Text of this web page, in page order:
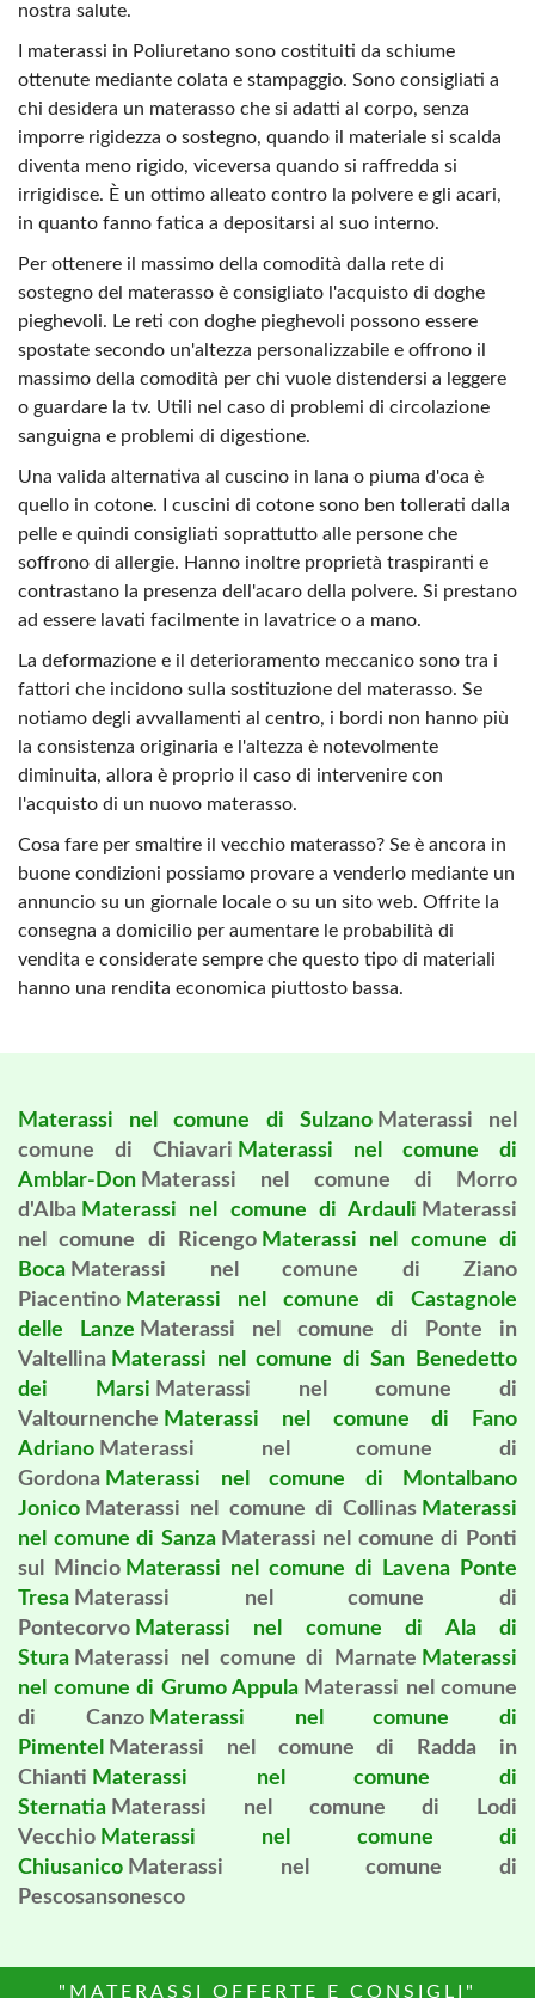
nostra salute.
I materassi in Poliuretano sono costituiti da schiume
ottenute mediante colata e stampaggio. Sono consigliati a
chi desidera un materasso che si adatti al corpo, senza
imporre rigidezza o sostegno, quando il materiale si scalda
diventa meno rigido, viceversa quando si raffredda si
irrigidisce. È un ottimo alleato contro la polvere e gli acari,
in quanto fanno fatica a depositarsi al suo interno.
Per ottenere il massimo della comodità dalla rete di
sostegno del materasso è consigliato l'acquisto di doghe
pieghevoli. Le reti con doghe pieghevoli possono essere
spostate secondo un'altezza personalizzabile e offrono il
massimo della comodità per chi vuole distendersi a leggere
o guardare la tv. Utili nel caso di problemi di circolazione
sanguigna e problemi di digestione.
Una valida alternativa al cuscino in lana o piuma d'oca è
quello in cotone. I cuscini di cotone sono ben tollerati dalla
pelle e quindi consigliati soprattutto alle persone che
soffrono di allergie. Hanno inoltre proprietà traspiranti e
contrastano la presenza dell'acaro della polvere. Si prestano
ad essere lavati facilmente in lavatrice o a mano.
La deformazione e il deterioramento meccanico sono tra i
fattori che incidono sulla sostituzione del materasso. Se
notiamo degli avvallamenti al centro, i bordi non hanno più
la consistenza originaria e l'altezza è notevolmente
diminuita, allora è proprio il caso di intervenire con
l'acquisto di un nuovo materasso.
Cosa fare per smaltire il vecchio materasso? Se è ancora in
buone condizioni possiamo provare a venderlo mediante un
annuncio su un giornale locale o su un sito web. Offrite la
consegna a domicilio per aumentare le probabilità di
vendita e considerate sempre che questo tipo di materiali
hanno una rendita economica piuttosto bassa.
Materassi nel comune di Sulzano Materassi nel
comune di Chiavari Materassi nel comune di
Amblar-Don Materassi nel comune di Morro
d'Alba Materassi nel comune di Ardauli Materassi
nel comune di Ricengo Materassi nel comune di
Boca Materassi nel comune di Ziano
Piacentino Materassi nel comune di Castagnole
delle Lanze Materassi nel comune di Ponte in
Valtellina Materassi nel comune di San Benedetto
dei Marsi Materassi nel comune di
Valtournenche Materassi nel comune di Fano
Adriano Materassi nel comune di
Gordona Materassi nel comune di Montalbano
Jonico Materassi nel comune di Collinas Materassi
nel comune di Sanza Materassi nel comune di Ponti
sul Mincio Materassi nel comune di Lavena Ponte
Tresa Materassi nel comune di
Pontecorvo Materassi nel comune di Ala di
Stura Materassi nel comune di Marnate Materassi
nel comune di Grumo Appula Materassi nel comune
di Canzo Materassi nel comune di
Pimentel
Materassi nel comune di Radda in
Chianti Materassi nel comune di
Sternatia Materassi nel comune di Lodi
Vecchio Materassi nel comune di
Chiusanico Materassi nel comune di
Pescosansonesco
"MATERASSI OFFERTE E CONSIGLI"